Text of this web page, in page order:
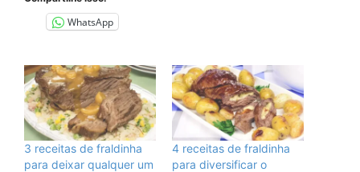
WhatsApp
3 receitas de fraldinha
para deixar qualquer um
4 receitas de fraldinha
para diversificar o